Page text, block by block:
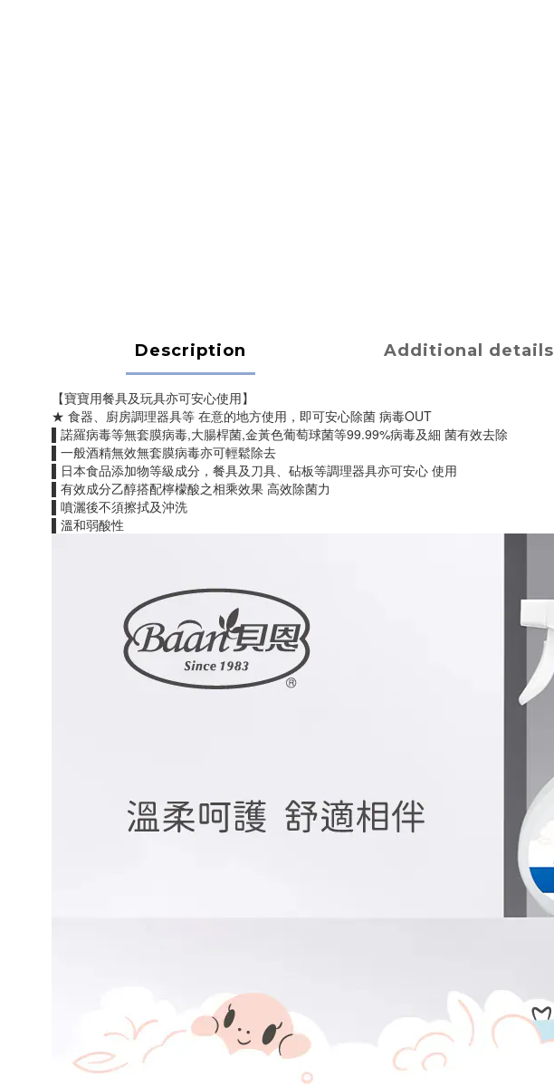
Description Additional details
【寶寶用餐具及玩具亦可安心使用】
★ 食器、廚房調理器具等 在意的地方使用，即可安心除菌 病毒OUT
▌諾羅病毒等無套膜病毒,大腸桿菌,金黃色葡萄球菌等99.99%病毒及細 菌有效去除
▌一般酒精無效無套膜病毒亦可輕鬆除去
▌日本食品添加物等級成分，餐具及刀具、砧板等調理器具亦可安心 使用
▌有效成分乙醇搭配檸檬酸之相乘效果 高效除菌力
▌噴灑後不須擦拭及沖洗
▌溫和弱酸性